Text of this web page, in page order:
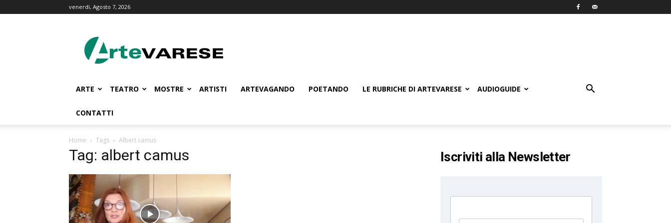
venerdì, Agosto 7, 2026
ARTE TEATRO MOSTRE ARTISTI ARTEVAGANDO POETANDO LE RUBRICHE DI ARTEVARESE AUDIOGUIDE
CONTATTI
Home Tags Albert camus
Tag: albert camus Iscriviti alla Newsletter